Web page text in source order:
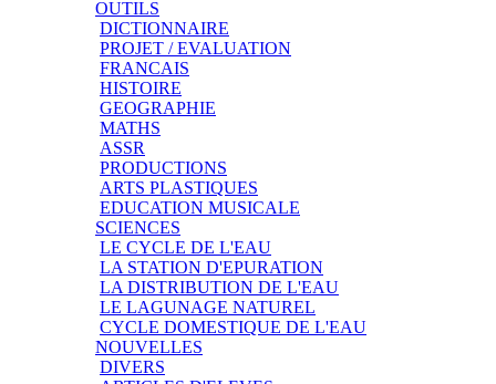
OUTILS
DICTIONNAIRE
PROJET / EVALUATION
FRANCAIS
HISTOIRE
GEOGRAPHIE
MATHS
ASSR
PRODUCTIONS
ARTS PLASTIQUES
EDUCATION MUSICALE
SCIENCES
LE CYCLE DE L'EAU
LA STATION D'EPURATION
LA DISTRIBUTION DE L'EAU
LE LAGUNAGE NATUREL
CYCLE DOMESTIQUE DE L'EAU
NOUVELLES
DIVERS